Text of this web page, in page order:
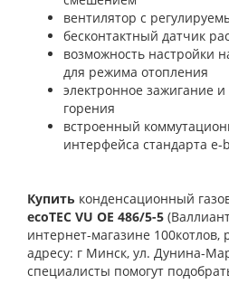
вентилятор с
бесконтактный датчик
возможность настройки
для режима отопления
электронное зажигание
горения
встроенный
интерфейса стандарта e-
Купить конденсационный
ecoTEC VU OE 486/5-5
интернет-магазине
адресу: г Минск, ул. Дунина-
специалисты помогут